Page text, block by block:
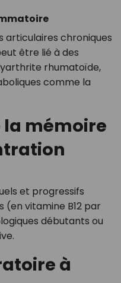
articulaires chroniques
être lié à des
rhumatoïde,
comme la
la mémoire
et progressifs
vitamine B12 par
débutants ou
à